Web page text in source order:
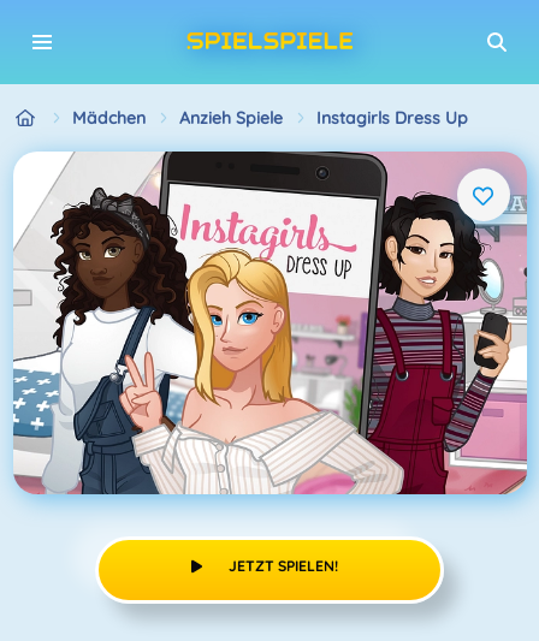
Mädchen Anzieh Spiele Instagirls Dress Up
JETZT SPIELEN!